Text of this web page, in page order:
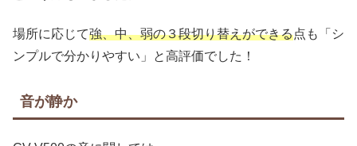
場所に応じて強、中、弱の３段切り替えができる点も「シ
ンプルで分かりやすい」と高評価でした！
音が静か